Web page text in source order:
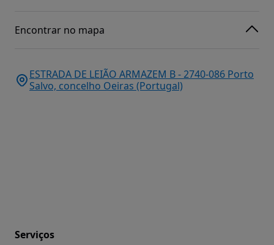
Encontrar no mapa
ESTRADA DE LEIÃO ARMAZEM B - 2740-086 Porto
Salvo, concelho Oeiras (Portugal)
Serviços